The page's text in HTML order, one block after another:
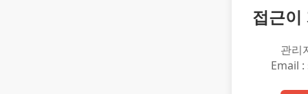
접근이
관리
Email